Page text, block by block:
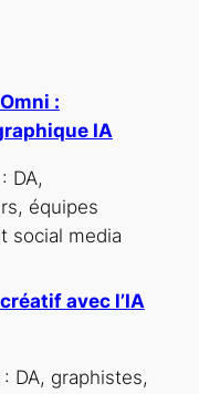
:
IA
DA,
équipes
social media
avec l’IA
DA, graphistes,